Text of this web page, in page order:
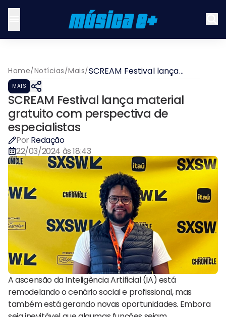
Home/Notícias/Mais/SCREAM Festival lança
material gratuito com
especialistas
MAIS
SCREAM Festival lança material
gratuito com perspectiva de
especialistas
Por Redação
22/03/2024 às 18:43
A ascensão da Inteligência Artificial (IA) está
remodelando o cenário social e profissional, mas
também está gerando novas oportunidades. Embora